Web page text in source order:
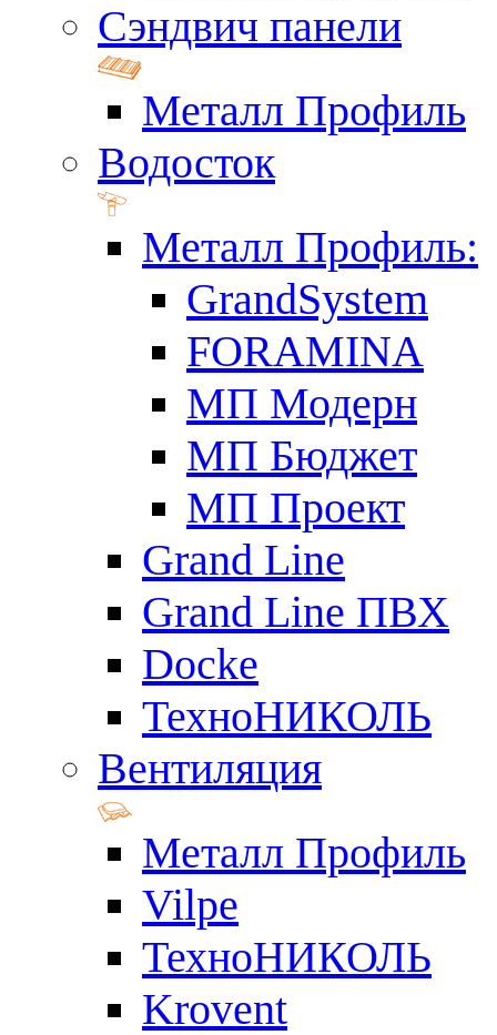
Сэндвич панели
Металл Профиль
Водосток
Металл Профиль:
GrandSystem
FORAMINA
МП Модерн
МП Бюджет
МП Проект
Grand Line
Grand Line ПВХ
Docke
ТехноНИКОЛЬ
Вентиляция
Металл Профиль
Vilpe
ТехноНИКОЛЬ
Krovent